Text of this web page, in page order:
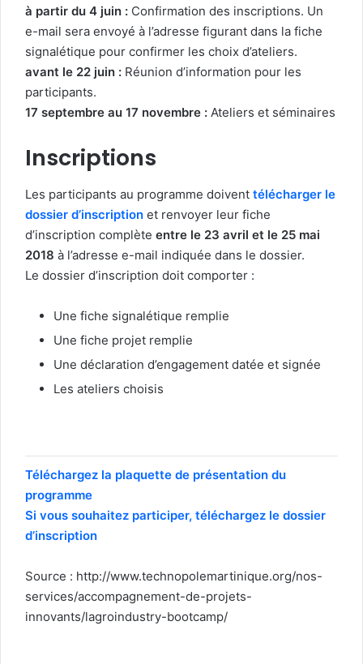
à partir du 4 juin : Confirmation des inscriptions. Un
e-mail sera envoyé à l’adresse figurant dans la fiche
signalétique pour confirmer les choix d’ateliers.
avant le 22 juin : Réunion d’information pour les
participants.
17 septembre au 17 novembre : Ateliers et séminaires
Inscriptions
Les participants au programme doivent télécharger le
dossier d’inscription et renvoyer leur fiche
d’inscription complète entre le 23 avril et le 25 mai
2018 à l’adresse e-mail indiquée dans le dossier.
Le dossier d’inscription doit comporter :
Une fiche signalétique remplie
Une fiche projet remplie
Une déclaration d’engagement datée et signée
Les ateliers choisis
Téléchargez la plaquette de présentation du
programme
Si vous souhaitez participer, téléchargez le dossier
d’inscription
Source : http://www.technopolemartinique.org/nos-
services/accompagnement-de-projets-
innovants/lagroindustry-bootcamp/